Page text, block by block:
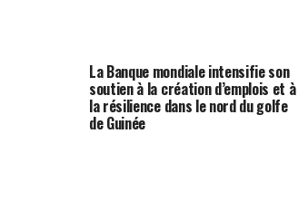
La Banque mondiale intensifie son
soutien à la création d’emplois et à
la résilience dans le nord du golfe
de Guinée